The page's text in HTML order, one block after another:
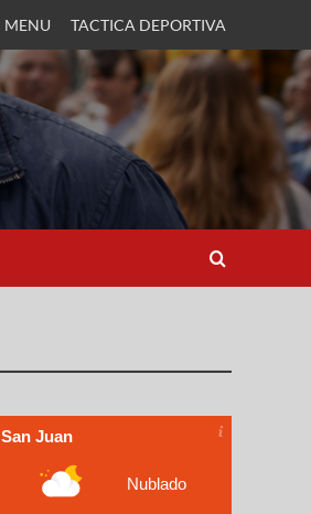
MENU TACTICA DEPORTIVA
San Juan
Nublado